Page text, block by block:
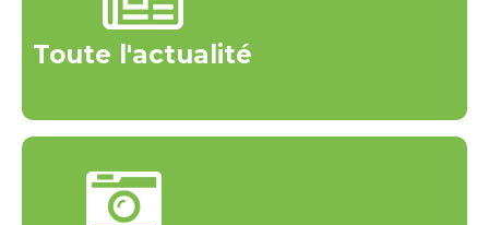
Toute l'actualité